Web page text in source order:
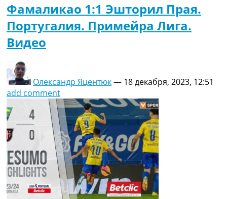
Фамаликао 1:1 Эшторил Прая.
Португалия. Примейра Лига.
Видео
Олександр Яцентюк— 18 декабря, 2023, 12:51
add comment